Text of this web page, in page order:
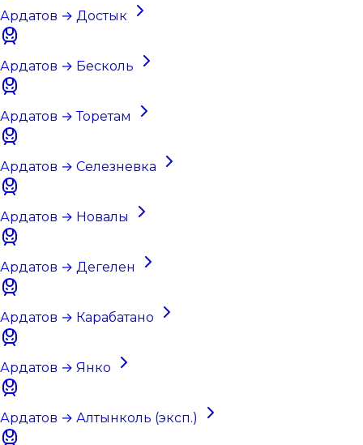
Ардатов → Достык
Ардатов → Бесколь
Ардатов → Торетам
Ардатов → Селезневка
Ардатов → Новалы
Ардатов → Дегелен
Ардатов → Карабатано
Ардатов → Янко
Ардатов → Алтынколь (эксп.)